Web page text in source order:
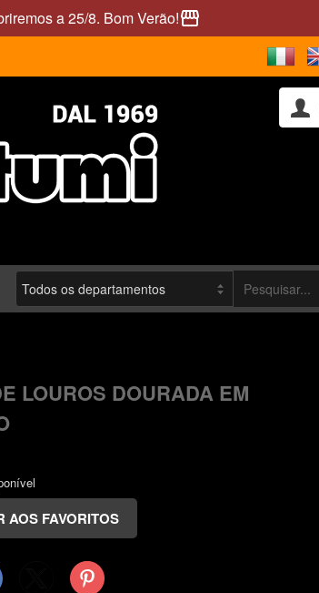
a 25/8. Bom Verão!storefront
LOUROS DOURADA EM
Pinterest